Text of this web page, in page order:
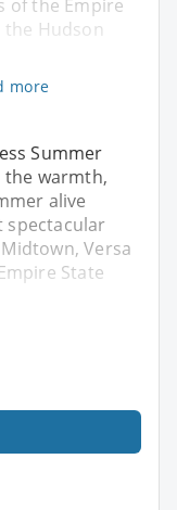
of the Empire
the Hudson
more
Summer
the warmth,
alive
spectacular
Versa
State